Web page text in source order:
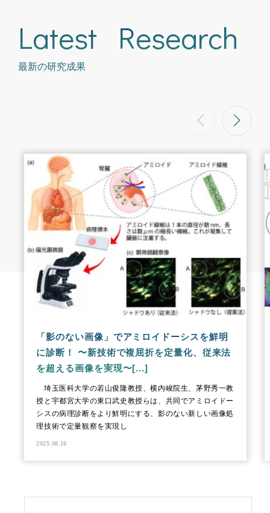
Latest Research
最新の研究成果
「影のない画像」でアミロイドーシスを鮮明
に診断！ 〜新技術で複屈折を定量化、従来法
を超える画像を実現〜[...]
埼玉医科大学の若山俊隆教授、横内峻院生、茅野秀一教
授と宇都宮大学の東口武史教授らは、共同でアミロイドー
シスの病理診断をより鮮明にする、影のない新しい画像処
理技術で定量観察を実現し
2025.08.19